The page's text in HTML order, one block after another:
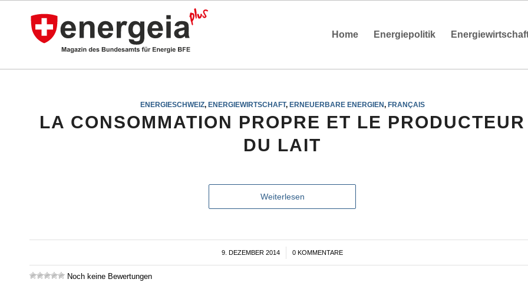
Home Energiepolitik
ENERGIESCHWEIZ, ENERGIEWIRTSCHAFT, ERNEUERBARE ENERGIEN, FRANÇAIS
LA CONSOMMATION PROPRE ET LE PRODUCTEUR
DU LAIT
Weiterlesen
9. DEZEMBER 2014
/ 0 KOMMENTARE
Noch keine Bewertungen